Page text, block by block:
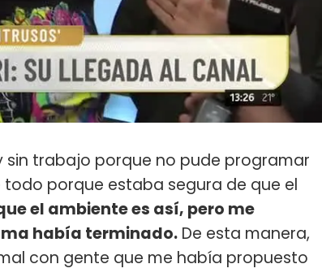
sin trabajo porque no pude programar
todo porque estaba segura de que el
el ambiente es así, pero me
había terminado. De esta manera,
con gente que me había propuesto